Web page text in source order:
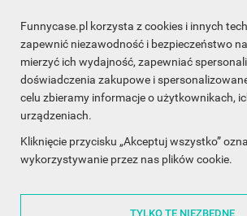
Funnycase.pl korzysta z cookies i innych
zapewnić niezawodność i bezpieczeństwo
mierzyć ich wydajność, zapewniać
doświadczenia zakupowe i
celu zbieramy informacje o użytkownikach,
urządzeniach.
Kliknięcie przycisku „Akceptuj wszystko”
wykorzystywanie przez nas plików cookie.
TYLKO TE NIEZBĘDNE
INFORMACJA O SKLEPIE
INFORMACJE
OBSŁUGA KLIENTA
WSPÓŁPRACA
ŚLEDŹ NAS NA FACEBOOKU